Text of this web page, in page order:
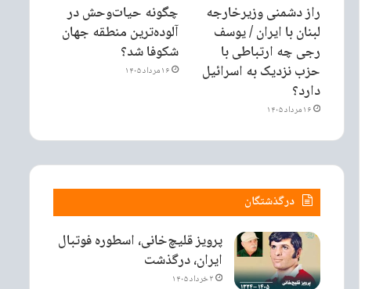
راز دشمنی وزیرخارجه
لبنان با ایران / یوسف
رجی چه ارتباطی با
حزب نزدیک به اسرائیل
دارد؟
۱۶ مرداد ۱۴۰۵
چگونه حیات‌وحش در
آلوده‌ترین منطقه جهان
شکوفا شد؟
۱۶ مرداد ۱۴۰۵
درگذشتگان
پرویز قلیچ‌خانی، اسطوره فوتبال
ایران، درگذشت
۳ خرداد ۱۴۰۵